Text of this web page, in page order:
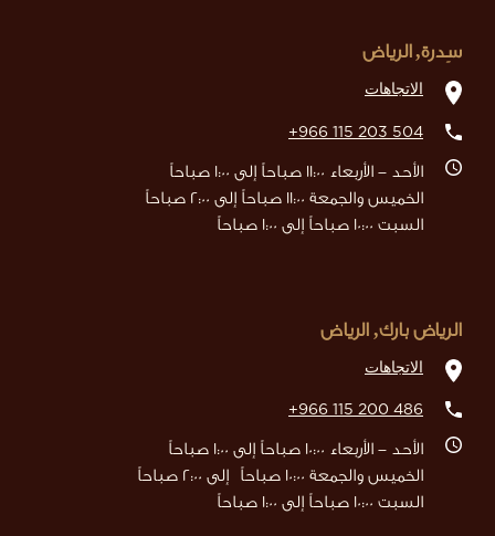
سِدرة, الرياض
الاتجاهات
+966 115 203 504
الأحد - الأربعاء 11:00 صباحاً إلى 1:00 صباحاً
الخميس والجمعة 11:00 صباحاً إلى 2:00 صباحاً
السبت 10:00 صباحاً إلى 1:00 صباحاً
الرياض بارك, الرياض
الاتجاهات
+966 115 200 486
الأحد - الأربعاء 10:00 صباحاً إلى 1:00 صباحاً
الخميس والجمعة 10:00 صباحاً إلى 2:00 صباحاً
السبت 10:00 صباحاً إلى 1:00 صباحاً